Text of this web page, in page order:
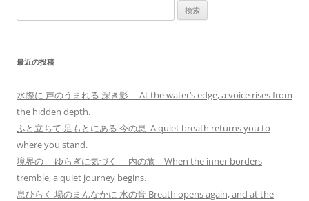
索:
最近の投稿
水際に 声のうまれる 深き影 At the water’s edge, a voice rises from
the hidden depth.
ふと立ちて 足もとにある 今の息 A quiet breath returns you to
where you stand.
境界の ゆらぎに気づく 内の旅 When the inner borders
tremble, a quiet journey begins.
息ひらく 場のまんなかに 水の音 Breath opens again, and at the